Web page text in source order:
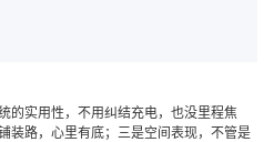
的实用性，不用纠结充电，也没里程焦
装路，心里有底；三是空间表现，不管是